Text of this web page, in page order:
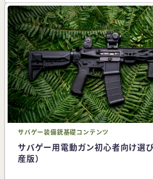
サバゲー装備銃基礎コンテンツ
サバゲー用電動ガン初心者向け選
産版）